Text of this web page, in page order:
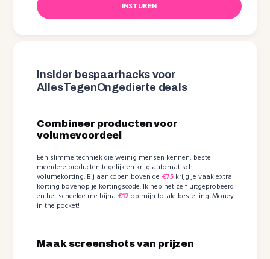
INSTUREN
Insider bespaarhacks voor
AllesTegenOngedierte deals
Combineer producten voor
volumevoordeel
Een slimme techniek die weinig mensen kennen: bestel
meerdere producten tegelijk en krijg automatisch
volumekorting. Bij aankopen boven de€75 krijg je vaak extra
korting bovenop je kortingscode. Ik heb het zelf uitgeprobeerd
en het scheelde me bijna€12 op mijn totale bestelling. Money
in the pocket!
Maak screenshots van prijzen